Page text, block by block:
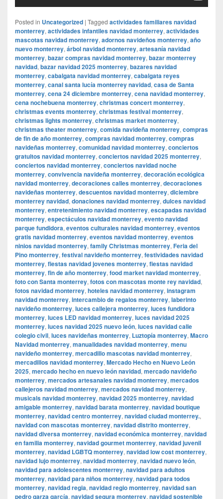
Posted in Uncategorized | Tagged actividades familiares navidad
monterrey, actividades infantiles navidad monterrey, actividades
mascotas navidad monterrey, adornos navideños monterrey, año
nuevo monterrey, árbol navidad monterrey, artesanía navidad
monterrey, bazar compras navidad monterrey, bazar monterrey
navidad, bazar navidad 2025 monterrey, bazares navidad
monterrey, cabalgata navidad monterrey, cabalgata reyes
monterrey, canal santa lucía monterrey navidad, casa de Santa
monterrey, cena 24 diciembre monterrey, cena navidad monterrey,
cena nochebuena monterrey, christmas concert monterrey,
christmas events monterrey, christmas festival monterrey,
christmas lights monterrey, christmas market monterrey,
christmas theater monterrey, comida navideña monterrey, compras
de fin de año monterrey, compras navidad monterrey, compras
navideñas monterrey, comunidad navidad monterrey, conciertos
gratuitos navidad monterrey, conciertos navidad 2025 monterrey,
conciertos navidad monterrey, conciertos navidad noche
monterrey, convivencia navideña monterrey, decoración ecológica
navidad monterrey, decoraciones calles monterrey, decoraciones
navideñas monterrey, descuentos navidad monterrey, diciembre
monterrey navidad, donaciones navidad monterrey, dulces navidad
monterrey, entretenimiento navidad monterrey, escapadas navidad
monterrey, espectáculos navidad monterrey, evento navidad
parque fundidora, eventos culturales navidad monterrey, eventos
gratis navidad monterrey, eventos navidad monterrey, eventos
ninios navidad monterrey, family Christmas monterrey, Feria del
Pino monterrey, festival navideño monterrey, festividades navidad
monterrey, fiestas navidad jovenes monterrey, fiestas navidad
monterrey, fin de año monterrey, food market navidad monterrey,
foto con Santa monterrey, fotos con mascotas monte rey navidad,
fotos navidad monterrey, hoteles navidad monterrey, instagram
navidad monterrey, intercambio de regalos monterrey, laberinto
navideño monterrey, luces callejera monterrey, luces fundidora
monterrey, luces LED navidad monterrey, luces navidad 2025
monterrey, luces navidad 2025 nuevo león, luces navidad calle
colegio civil, luces navideñas monterrey, Luztopía monterrey, Macro
Navidad monterrey, manualidades navidad monterrey, menu
navideño monterrey, mercadillo mascotas navidad monterrey,
mercadillos navidad monterrey, Mercado Hecho en Nuevo León
2025, mercado hecho en nuevo león navidad, mercado navideño
monterrey, mercados artesanales navidad monterrey, mercados
callejeros navidad monterrey, mercados navidad monterrey,
musicals navidad monterrey, navidad 2025 monterrey, navidad
amigable monterrey, navidad barata monterrey, navidad boutique
monterrey, navidad centro monterrey, navidad ciudad monterrey.,
navidad con mascotas monterrey, navidad distrito monterrey,
navidad diversa monterrey, navidad económica monterrey, navidad
en familia monterrey, navidad gourmet monterrey, navidad juvenil
monterrey, navidad LGBTQ monterrey, navidad low cost monterrey,
navidad lujo monterrey, navidad monterrey, navidad nuevo león,
navidad para adolescentes monterrey, navidad para adultos
monterrey, navidad para niños monterrey, navidad para todos
monterrey, navidad regia, navidad regio monterrey, navidad san
pedro garza garcía, navidad segura monterrey, navidad sostenible